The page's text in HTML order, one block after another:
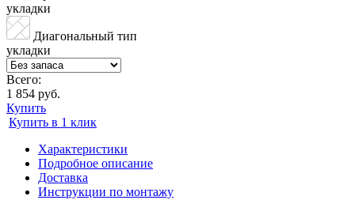
укладки
Диагональный тип
укладки
Всего:
1 854 руб.
Купить
Купить в 1 клик
Характеристики
Подробное описание
Доставка
Инструкции по монтажу